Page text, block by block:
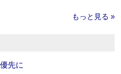
もっと見る »
先に